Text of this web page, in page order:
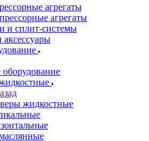
агрегаты
агрегаты
и сплит-системы
аксессуары
жидкостные